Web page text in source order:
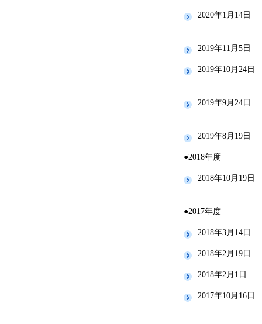
2020年1月14日
2019年11月5日
2019年10月24日
2019年9月24日
2019年8月19日
●2018年度
2018年10月19日
●2017年度
2018年3月14日
2018年2月19日
2018年2月1日
2017年10月16日